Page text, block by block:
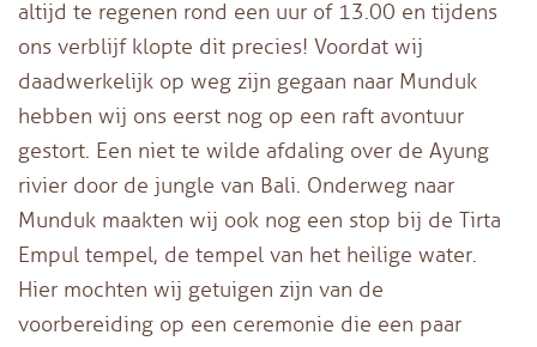
altijd te regenen rond een uur of 13.00 en tijdens
ons verblijf klopte dit precies! Voordat wij
daadwerkelijk op weg zijn gegaan naar Munduk
hebben wij ons eerst nog op een raft avontuur
gestort. Een niet te wilde afdaling over de Ayung
rivier door de jungle van Bali. Onderweg naar
Munduk maakten wij ook nog een stop bij de Tirta
Empul tempel, de tempel van het heilige water.
Hier mochten wij getuigen zijn van de
voorbereiding op een ceremonie die een paar